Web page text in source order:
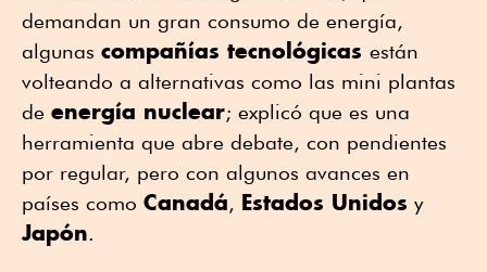
demandan un gran consumo de energía,
algunas compañías tecnológicas están
volteando a alternativas como las mini plantas
de energía nuclear; explicó que es una
herramienta que abre debate, con pendientes
por regular, pero con algunos avances en
países como Canadá, Estados Unidos y
Japón.